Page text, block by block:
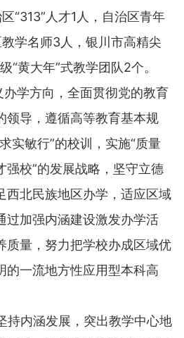
“313”人才1人，自治区青年
学名师3人，银川市高精尖
“黄大年”式教学团队2个。
学方向，全面贯彻党的教育
领导，遵循高等教育基本规
实敏行”的校训，实施“质量
强校”的发展战略，坚守立德
西北民族地区办学，适应区域
过加强内涵建设激发办学活
质量，努力把学校办成区域优
的一流地方性应用型本科高
持内涵发展，突出教学中心地